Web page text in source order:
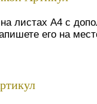
листах А4 с
его на